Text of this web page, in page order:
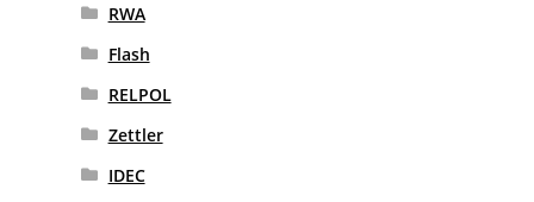
RWA
Flash
RELPOL
Zettler
IDEC